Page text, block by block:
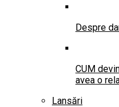
Despre
CUM
avea o
Lansări